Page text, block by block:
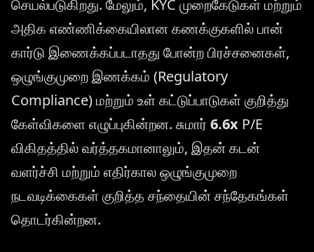
செயல்படுகிறது. மேலும், KYC முறைகேடுகள் மற்றும்
அதிக எண்ணிக்கையிலான கணக்குகளில் பான்
கார்டு இணைக்கப்படாதது போன்ற பிரச்சனைகள்,
ஒழுங்குமுறை இணக்கம் (Regulatory
Compliance) மற்றும் உள் கட்டுப்பாடுகள் குறித்து
கேள்விகளை எழுப்புகின்றன. சுமார் 6.6x P/E
விகிதத்தில் வர்த்தகமானாலும், இதன் கடன்
வளர்ச்சி மற்றும் எதிர்கால ஒழுங்குமுறை
நடவடிக்கைகள் குறித்த சந்தையின் சந்தேகங்கள்
தொடர்கின்றன.